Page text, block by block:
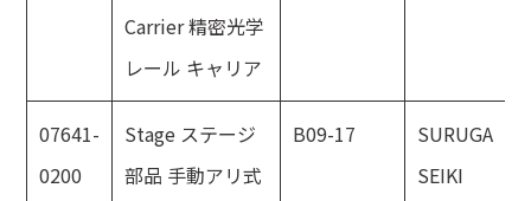
Carrier 精密光学
レール キャリア
07641-
0200
Stage ステージ
部品 手動アリ式
B09-17
SURUGA
SEIKI